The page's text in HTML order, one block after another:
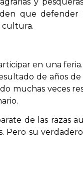
que defender
cultura.
en una
de años
muchas veces
de las razas
Pero su